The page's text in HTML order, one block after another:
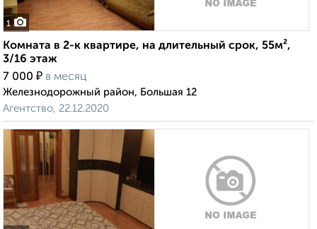
1
Комната в 2-к квартире, на длительный срок, 55м²,
3/16 этаж
7 000 ₽ в месяц
Железнодорожный район, Большая 12
Агентство, 22.12.2020